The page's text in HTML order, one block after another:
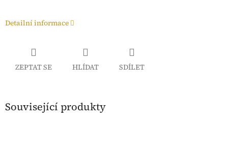
Detailní informace
ZEPTAT SE HLÍDAT SDÍLET
Související produkty